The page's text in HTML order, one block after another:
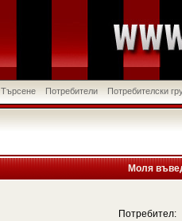
Търсене Потребители Потребителски
Моля
Потребител: